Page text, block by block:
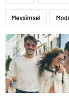
Mevsimsel